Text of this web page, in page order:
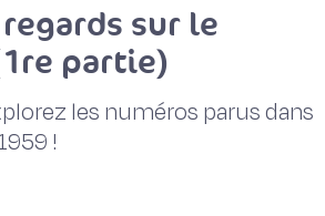
sur le
partie)
les numéros parus dans
!